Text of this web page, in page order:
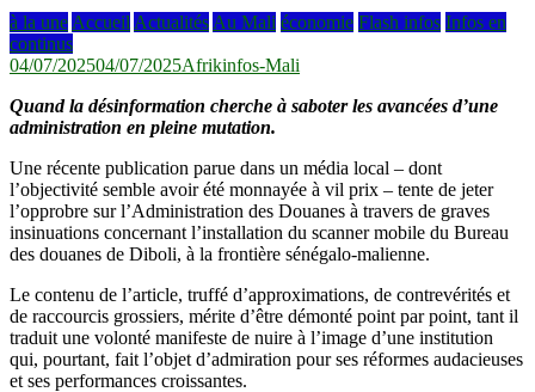
à la une Accueil Actualités Au Mali économie Flash infos Infos en
continus
04/07/202504/07/2025Afrikinfos-Mali
Quand la désinformation cherche à saboter les avancées d’une
administration en pleine mutation.
Une récente publication parue dans un média local – dont
l’objectivité semble avoir été monnayée à vil prix – tente de jeter
l’opprobre sur l’Administration des Douanes à travers de graves
insinuations concernant l’installation du scanner mobile du Bureau
des douanes de Diboli, à la frontière sénégalo-malienne.
Le contenu de l’article, truffé d’approximations, de contrevérités et
de raccourcis grossiers, mérite d’être démonté point par point, tant il
traduit une volonté manifeste de nuire à l’image d’une institution
qui, pourtant, fait l’objet d’admiration pour ses réformes audacieuses
et ses performances croissantes.